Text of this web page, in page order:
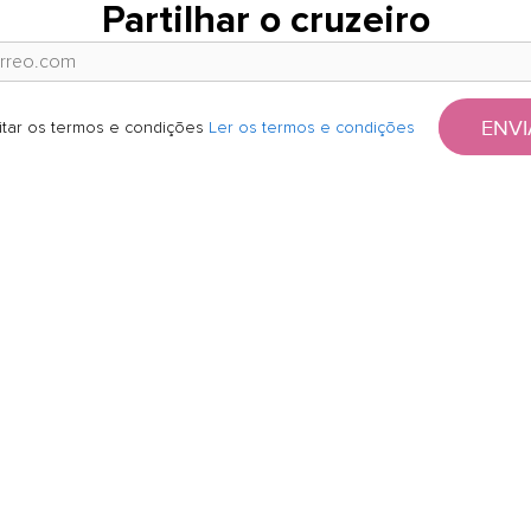
Partilhar o cruzeiro
os termos e condições Ler os termos e condições